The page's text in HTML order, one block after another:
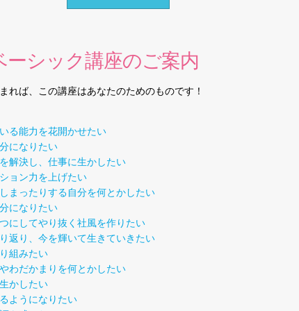
ーシック講座のご案内
れば、この講座はあなたのためのものです！
る能力を花開かせたい
になりたい
解決し、仕事に生かしたい
ョン力を上げたい
まったりする自分を何とかしたい
になりたい
にしてやり抜く社風を作りたい
返り、今を輝いて生きていきたい
組みたい
わだかまりを何とかしたい
かしたい
ようになりたい